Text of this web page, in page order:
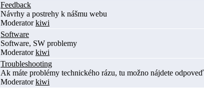
Feedback
Návrhy a postrehy k nášmu webu
Moderatorkiwi
Software
Software, SW problemy
Moderatorkiwi
Troubleshooting
Ak máte problémy technického rázu, tu možno nájdete odpoveď
Moderatorkiwi